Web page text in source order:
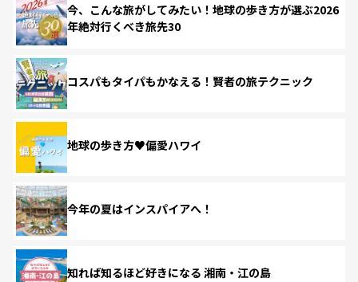
今、こんな旅がしてみたい！地球の歩き方が選ぶ2026
年絶対行くべき旅先30
コスパもタイパもかなえる！賢者の旅テクニック
地球の歩き方♥偏愛ハワイ
今年の夏はインスパイアへ！
知れば知るほど好きになる 湘南・江の島